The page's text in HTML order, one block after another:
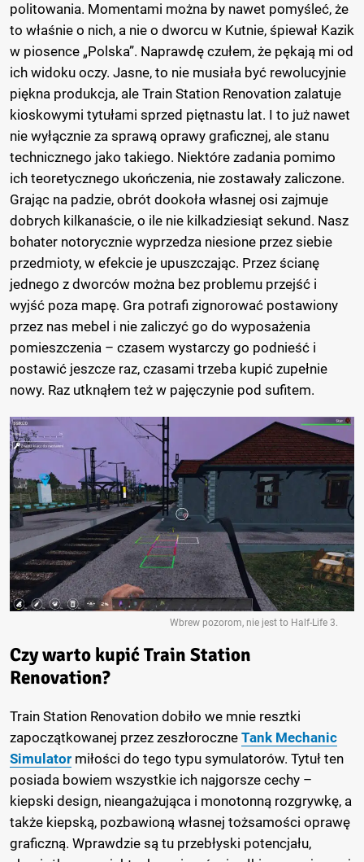
politowania. Momentami można by nawet pomyśleć, że
to właśnie o nich, a nie o dworcu w Kutnie, śpiewał Kazik
w piosence „Polska”. Naprawdę czułem, że pękają mi od
ich widoku oczy. Jasne, to nie musiała być rewolucyjnie
piękna produkcja, ale Train Station Renovation zalatuje
kioskowymi tytułami sprzed piętnastu lat. I to już nawet
nie wyłącznie za sprawą oprawy graficznej, ale stanu
technicznego jako takiego. Niektóre zadania pomimo
ich teoretycznego ukończenia, nie zostawały zaliczone.
Grając na padzie, obrót dookoła własnej osi zajmuje
dobrych kilkanaście, o ile nie kilkadziesiąt sekund. Nasz
bohater notorycznie wyprzedza niesione przez siebie
przedmioty, w efekcie je upuszczając. Przez ścianę
jednego z dworców można bez problemu przejść i
wyjść poza mapę. Gra potrafi zignorować postawiony
przez nas mebel i nie zaliczyć go do wyposażenia
pomieszczenia – czasem wystarczy go podnieść i
postawić jeszcze raz, czasami trzeba kupić zupełnie
nowy. Raz utknąłem też w pajęczynie pod sufitem.
Wbrew pozorom, nie jest to Half-Life 3.
Czy warto kupić Train Station
Renovation?
Train Station Renovation dobiło we mnie resztki
zapoczątkowanej przez zeszłoroczne Tank Mechanic
Simulator miłości do tego typu symulatorów. Tytuł ten
posiada bowiem wszystkie ich najgorsze cechy –
kiepski design, nieangażująca i monotonną rozgrywkę, a
także kiepską, pozbawioną własnej tożsamości oprawę
graficzną. Wprawdzie są tu przebłyski potencjału,